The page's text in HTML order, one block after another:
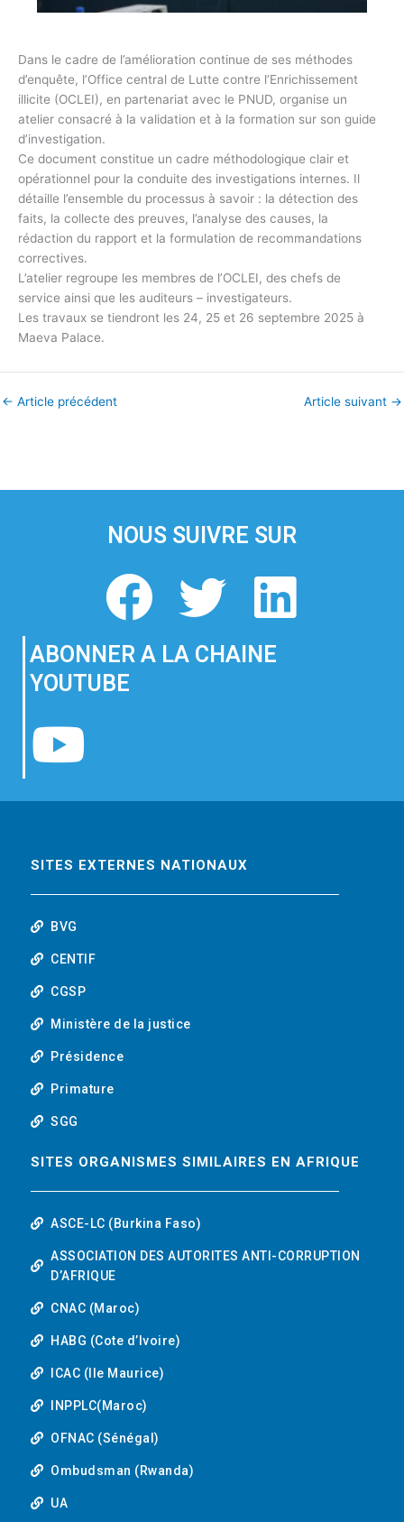
Dans le cadre de l’amélioration continue de ses méthodes
d’enquête, l’Office central de Lutte contre l’Enrichissement
illicite (OCLEI), en partenariat avec le PNUD, organise un
atelier consacré à la validation et à la formation sur son guide
d’investigation.
Ce document constitue un cadre méthodologique clair et
opérationnel pour la conduite des investigations internes. Il
détaille l’ensemble du processus à savoir : la détection des
faits, la collecte des preuves, l’analyse des causes, la
rédaction du rapport et la formulation de recommandations
correctives.
L’atelier regroupe les membres de l’OCLEI, des chefs de
service ainsi que les auditeurs – investigateurs.
Les travaux se tiendront les 24, 25 et 26 septembre 2025 à
Maeva Palace.
← Article précédent Article suivant →
NOUS SUIVRE SUR
F
a
c
o
T
w
r
L
i
i
ABONNER A LA CHAINE
YOUTUBE
Y
o
t
u
b
e
SITES EXTERNES NATIONAUX
BVG
CENTIF
CGSP
Ministère de la justice
Présidence
Primature
SGG
SITES ORGANISMES SIMILAIRES EN AFRIQUE
ASCE-LC (Burkina Faso)
ASSOCIATION DES AUTORITES ANTI-CORRUPTION
D’AFRIQUE
CNAC (Maroc)
HABG (Cote d’Ivoire)
ICAC (Ile Maurice)
INPPLC(Maroc)
OFNAC (Sénégal)
Ombudsman (Rwanda)
UA